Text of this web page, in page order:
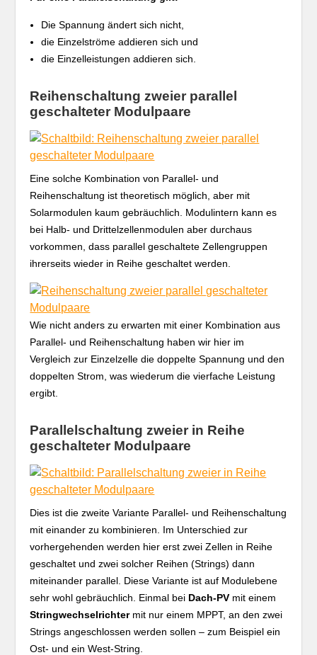
Die Spannung ändert sich nicht,
die Einzelströme addieren sich und
die Einzelleistungen addieren sich.
Reihenschaltung zweier parallel
geschalteter Modulpaare
Eine solche Kombination von Parallel- und
Reihenschaltung ist theoretisch möglich, aber mit
Solarmodulen kaum gebräuchlich. Modulintern kann es
bei Halb- und Drittelzellenmodulen aber durchaus
vorkommen, dass parallel geschaltete Zellengruppen
ihrerseits wieder in Reihe geschaltet werden.
Wie nicht anders zu erwarten mit einer Kombination aus
Parallel- und Reihenschaltung haben wir hier im
Vergleich zur Einzelzelle die doppelte Spannung und den
doppelten Strom, was wiederum die vierfache Leistung
ergibt.
Parallelschaltung zweier in Reihe
geschalteter Modulpaare
Dies ist die zweite Variante Parallel- und Reihenschaltung
mit einander zu kombinieren. Im Unterschied zur
vorhergehenden werden hier erst zwei Zellen in Reihe
geschaltet und zwei solcher Reihen (Strings) dann
miteinander parallel. Diese Variante ist auf Modulebene
sehr wohl gebräuchlich. Einmal bei Dach-PV mit einem
Stringwechselrichtermit nur einem MPPT, an den zwei
Strings angeschlossen werden sollen – zum Beispiel ein
Ost- und ein West-String.